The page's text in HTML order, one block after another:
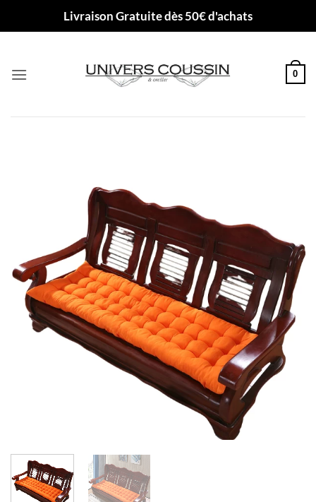
Livraison Gratuite dès 50€ d'achats
0